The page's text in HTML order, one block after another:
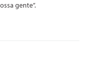
gente”.